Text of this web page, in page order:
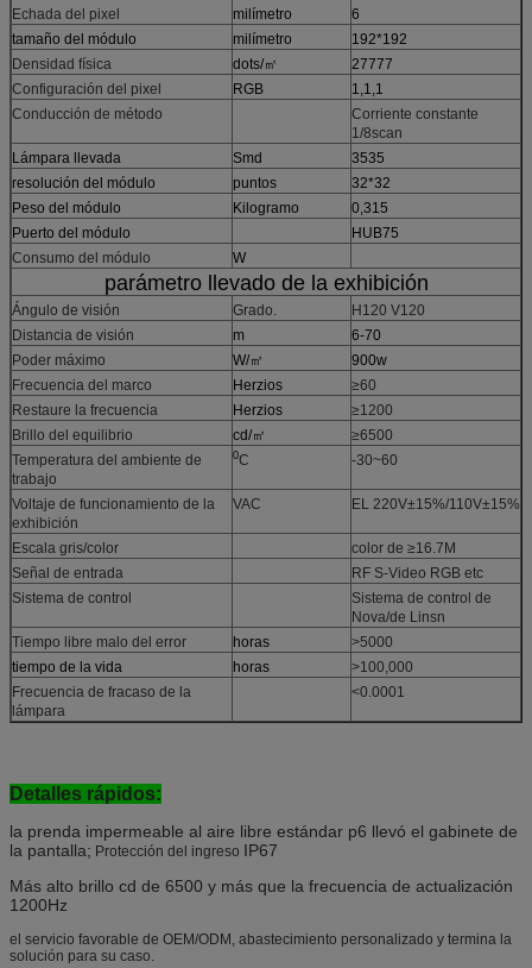
Echada del pixel
milímetro
6
tamaño del módulo
milímetro
192*192
Densidad física
dots/㎡
27777
Configuración del pixel
RGB
1,1,1
Conducción de método
Corriente constante
1/8scan
Lámpara llevada
Smd
3535
resolución del módulo
puntos
32*32
Peso del módulo
Kilogramo
0,315
Puerto del módulo
HUB75
Consumo del módulo
W
parámetro llevado de la exhibición
Ángulo de visión Grado.
H120 V120
Distancia de visión
m
6-70
Poder máximo
W/㎡
900w
Frecuencia del marco
Herzios
≥60
Restaure la frecuencia
Herzios
≥1200
Brillo del equilibrio
cd/㎡
≥6500
Temperatura del ambiente de
trabajo
0C -30~60
Voltaje de funcionamiento de la
exhibición
VAC EL 220V±15%/110V±15%
Escala gris/color
color de ≥16.7M
Señal de entrada
RF S-Video RGB etc
Sistema de control
Sistema de control de
Nova/de Linsn
Tiempo libre malo del error
horas
>5000
tiempo de la vida
horas
>100,000
Frecuencia de fracaso de la
lámpara
<0.0001
Detalles rápidos:
la prenda impermeable al aire libre estándar p6 llevó el gabinete de
la pantalla; Protección del ingreso IP67
Más alto brillo cd de 6500 y más que la frecuencia de actualización
1200Hz
el servicio favorable de OEM/ODM, abastecimiento personalizado y termina la
solución para su caso.